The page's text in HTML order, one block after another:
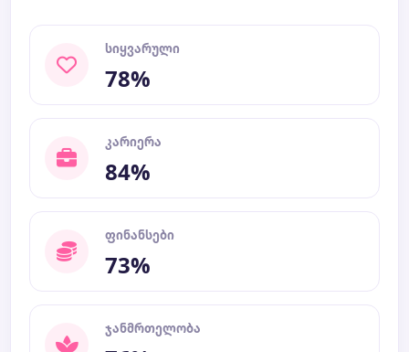
სიყვარული
78%
კარიერა
84%
ფინანსები
73%
ჯანმრთელობა